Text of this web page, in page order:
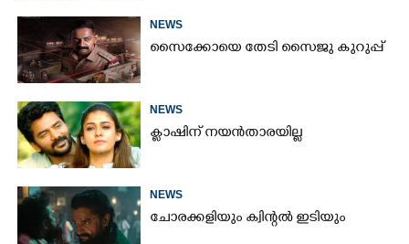
NEWS
സൈക്കോയെ തേടി സൈജു കുറുപ്പ്
NEWS
ക്ലാഷിന് നയൻതാരയില്ല
NEWS
ചോരക്കളിയും ക്വിന്റൽ ഇടിയും